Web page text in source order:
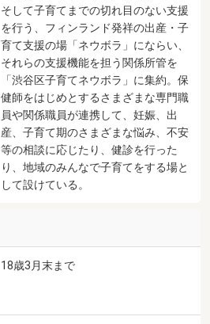
そして子育てまでの切れ目のない支援
を行う、フィンランド発祥の出産・子
育て支援の場「ネウボラ」にならい、
それらの支援機能を担う関係所管を
「渋谷区子育てネウボラ」に集約。保
健師をはじめとするさまざまな専門職
員や関係職員が連携して、妊娠、出
産、子育て期のさまざまな悩み、不安
等の相談に応じたり、健診を行った
り、地域のみんなで子育てをする場と
して設けている。
18歳3月末まで